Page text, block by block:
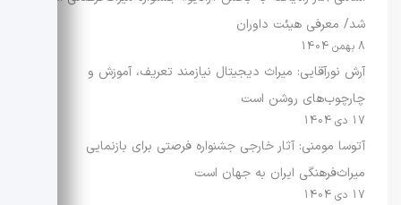
شد/ معرفی هیئت داوران
8 بهمن 1404
آرش نورآقایی: میراث دیجیتال نیازمند تعریف، آموزش و
چارچوب‌های روشن است
17 دی 1404
آتوسا مومنی: آثار خارجی جشنواره فرصتی برای بازنمایی
میراث‌فرهنگی ایران به جهان است
17 دی 1404